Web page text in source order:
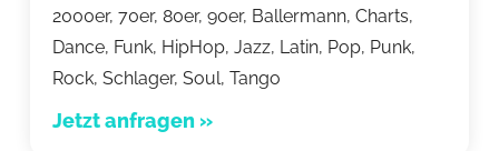
2000er, 70er, 80er, 90er, Ballermann, Charts,
Dance, Funk, HipHop, Jazz, Latin, Pop, Punk,
Rock, Schlager, Soul, Tango
Jetzt anfragen »